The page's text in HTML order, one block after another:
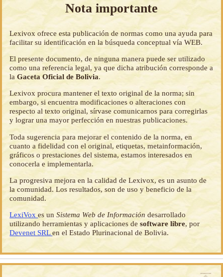
Nota importante
Lexivox ofrece esta publicación de normas como una ayuda para
facilitar su identificación en la búsqueda conceptual vía WEB.
El presente documento, de ninguna manera puede ser utilizado
como una referencia legal, ya que dicha atribución corresponde a
laGaceta Oficial de Bolivia.
Lexivox procura mantener el texto original de la norma; sin
embargo, si encuentra modificaciones o alteraciones con
respecto al texto original, sírvase comunicarnos para corregirlas
y lograr una mayor perfección en nuestras publicaciones.
Toda sugerencia para mejorar el contenido de la norma, en
cuanto a fidelidad con el original, etiquetas, metainformación,
gráficos o prestaciones del sistema, estamos interesados en
conocerla e implementarla.
La progresiva mejora en la calidad de Lexivox, es un asunto de
la comunidad. Los resultados, son de uso y beneficio de la
comunidad.
LexiVoxes unSistema Web de Información desarrollado
utilizando herramientas y aplicaciones desoftware libre, por
Devenet SRLen el Estado Plurinacional de Bolivia.